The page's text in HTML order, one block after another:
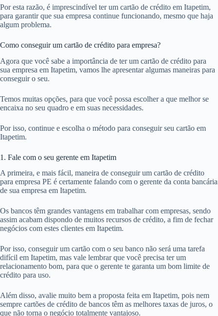
Por esta razão, é imprescindível ter um cartão de crédito em Itapetim,
para garantir que sua empresa continue funcionando, mesmo que haja
algum problema.
Como conseguir um cartão de crédito para empresa?
Agora que você sabe a importância de ter um cartão de crédito para
sua empresa em Itapetim, vamos lhe apresentar algumas maneiras para
conseguir o seu.
Temos muitas opções, para que você possa escolher a que melhor se
encaixa no seu quadro e em suas necessidades.
Por isso, continue e escolha o método para conseguir seu cartão em
Itapetim.
1. Fale com o seu gerente em Itapetim
A primeira, e mais fácil, maneira de conseguir um cartão de crédito
para empresa PE é certamente falando com o gerente da conta bancária
de sua empresa em Itapetim.
Os bancos têm grandes vantagens em trabalhar com empresas, sendo
assim acabam dispondo de muitos recursos de crédito, a fim de fechar
negócios com estes clientes em Itapetim.
Por isso, conseguir um cartão com o seu banco não será uma tarefa
difícil em Itapetim, mas vale lembrar que você precisa ter um
relacionamento bom, para que o gerente te garanta um bom limite de
crédito para uso.
Além disso, avalie muito bem a proposta feita em Itapetim, pois nem
sempre cartões de crédito de bancos têm as melhores taxas de juros, o
que não torna o negócio totalmente vantajoso.